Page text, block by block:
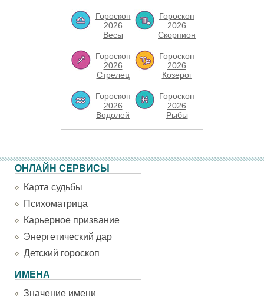
Гороскоп
2026
Весы
Гороскоп
2026
Скорпион
Гороскоп
2026
Стрелец
Гороскоп
2026
Козерог
Гороскоп
2026
Водолей
Гороскоп
2026
Рыбы
ОНЛАЙН СЕРВИСЫ
Карта судьбы
Психоматрица
Карьерное призвание
Энергетический дар
Детский гороскоп
ИМЕНА
Значение имени